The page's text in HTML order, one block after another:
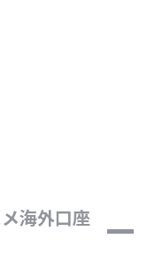
海外口座